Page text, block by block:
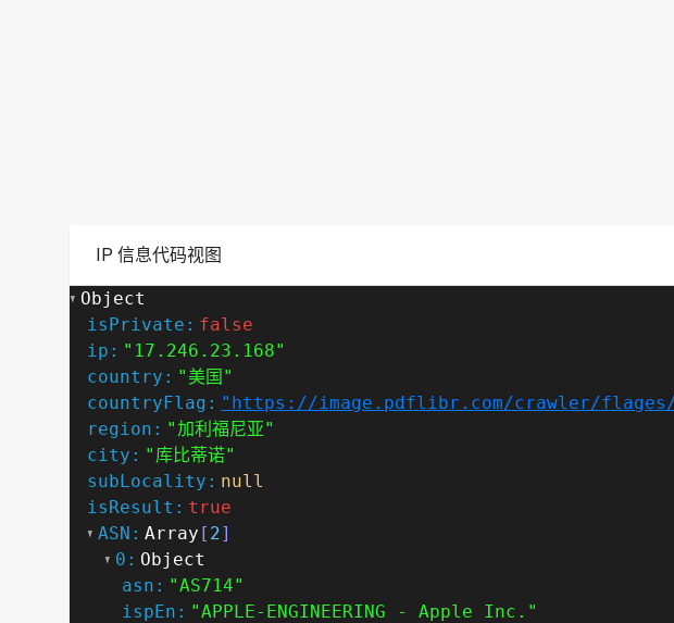
IP 信息代码视图
Object
isPrivate: false
ip: "17.246.23.168"
country: "美国"
countryFlag: "https://image.pdflibr.com/crawler/
region: "加利福尼亚"
city: "库比蒂诺"
subLocality: null
isResult: true
ASN: Array [ 2]
0: Object
asn: "AS714"
ispEn: "APPLE-ENGINEERING - Apple Inc."